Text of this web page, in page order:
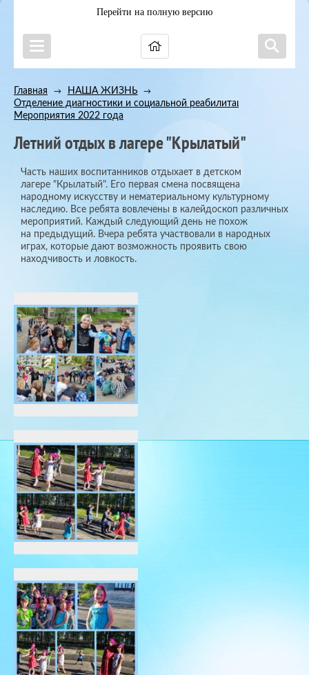
Перейти на полную версию
Главная → НАША ЖИЗНЬ →
Отделение диагностики и социальной реабилитации
Мероприятия 2022 года
Летний отдых в лагере "Крылатый"
Часть наших воспитанников отдыхает в детском
лагере "Крылатый". Его первая смена посвящена
народному искусству и нематериальному культурному
наследию. Все ребята вовлечены в калейдоскоп различных
мероприятий. Каждый следующий день не похож
на предыдущий. Вчера ребята участвовали в народных
играх, которые дают возможность проявить свою
находчивость и ловкость.